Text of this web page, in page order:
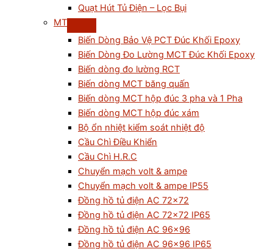
Quạt Hút Tủ Điện – Lọc Bụi
MT
Biến Dòng Bảo Vệ PCT Đúc Khối Epoxy
Biến Dòng Đo Lường MCT Đúc Khối Epoxy
Biến dòng đo lường RCT
Biến dòng MCT băng quấn
Biến dòng MCT hộp đúc 3 pha và 1 Pha
Biến dòng MCT hộp đúc xám
Bộ ổn nhiệt kiểm soát nhiệt độ
Cầu Chì Điều Khiển
Cầu Chì H.R.C
Chuyển mạch volt & ampe
Chuyển mạch volt & ampe IP55
Đồng hồ tủ điện AC 72×72
Đồng hồ tủ điện AC 72×72 IP65
Đồng hồ tủ điện AC 96×96
Đồng hồ tủ điện AC 96×96 IP65